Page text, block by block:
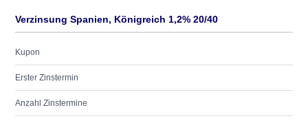
Verzinsung Spanien, Königreich 1,2% 20/40
Kupon
Erster Zinstermin
Anzahl Zinstermine